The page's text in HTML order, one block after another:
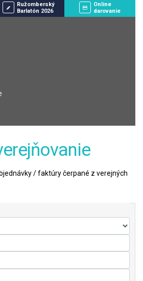
Ružomberský
Barlatón 2026
Online
darovanie
/ faktúry čerpané z verejných